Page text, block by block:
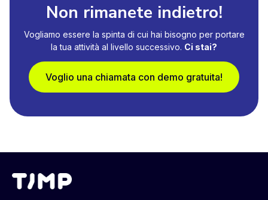
Non rimanete indietro!
Vogliamo essere la spinta di cui hai bisogno per portare
la tua attività al livello successivo. Ci stai?
Voglio una chiamata con demo gratuita!